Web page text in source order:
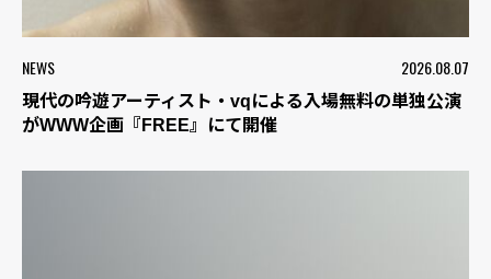
NEWS 2026.08.07
現代の吟遊アーティスト・vqによる入場無料の単独公演
がWWW企画『FREE』にて開催